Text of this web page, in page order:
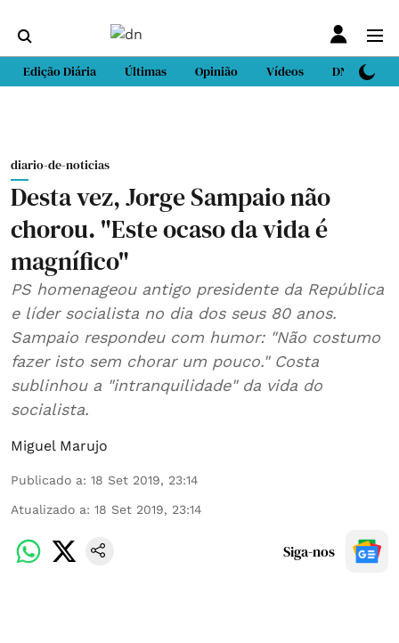
Edição Diária Últimas Opinião Vídeos DN Sport
diario-de-noticias
Desta vez, Jorge Sampaio não
chorou. "Este ocaso da vida é
magnífico"
PS homenageou antigo presidente da República
e líder socialista no dia dos seus 80 anos.
Sampaio respondeu com humor: "Não costumo
fazer isto sem chorar um pouco." Costa
sublinhou a "intranquilidade" da vida do
socialista.
Miguel Marujo
Publicado a: 18 Set 2019, 23:14
Atualizado a: 18 Set 2019, 23:14
Siga-nos